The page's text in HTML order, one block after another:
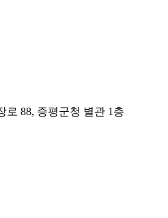
로 88, 증평군청 별관 1층